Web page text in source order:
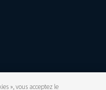
», vous acceptez le